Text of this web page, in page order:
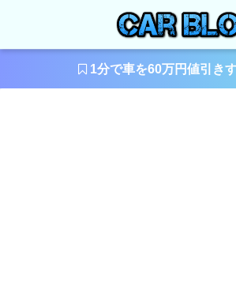
1分で車を60万円値引き